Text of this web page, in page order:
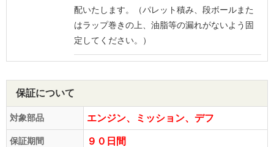
配いたします。（パレット積み、段ボールまた
はラップ巻きの上、油脂等の漏れがないよう固
定してください。）
保証について
対象部品 エンジン、ミッション、デフ
保証期間 ９０日間